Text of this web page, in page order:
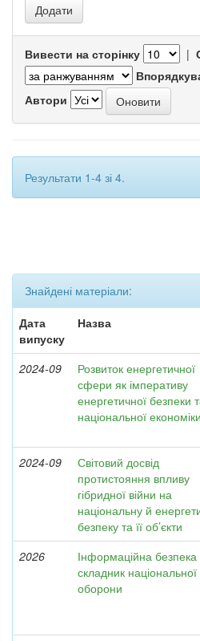
Вивести на сторінку |
Автори
Результати 1-4 зі 4.
Знайдені матеріали:
Дата
випуску
Назва
2024-09
Розвиток енергетичної
сфери як імперативу
енергетичної безпеки
національної економіки
2024-09
Світовий досвід
протистояння впливу
гібридної війни на
національну й
безпеку та її об’єкти
2026
Інформаційна безпека
складник національної
оборони